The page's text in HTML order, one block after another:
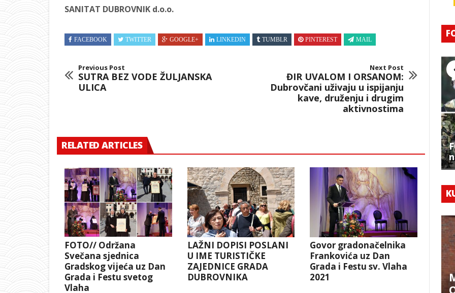
SANITAT DUBROVNIK d.o.o.
FACEBOOK TWITTER GOOGLE+ LINKEDIN TUMBLR PINTEREST MAIL
Previous Post
SUTRA BEZ VODE ŽULJANSKA
ULICA
Next Post
ĐIR UVALOM I ORSANOM:
Dubrovčani uživaju u ispijanju
kave, druženju i drugim
aktivnostima
RELATED ARTICLES
FOTO// Održana
Svečana sjednica
Gradskog vijeća uz Dan
Grada i Festu svetog
Vlaha
LAŽNI DOPISI POSLANI
U IME TURISTIČKE
ZAJEDNICE GRADA
DUBROVNIKA
Govor gradonačelnika
Frankovića uz Dan
Grada i Festu sv. Vlaha
2021